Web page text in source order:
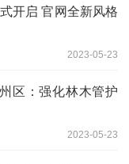
开启 官网全新风格
2023-05-23
区：强化林木管护
2023-05-23